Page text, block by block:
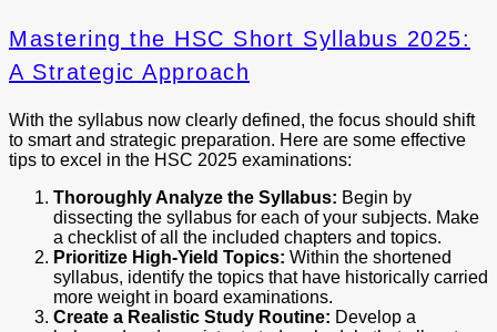
Mastering the HSC Short Syllabus 2025:
A Strategic Approach
With the syllabus now clearly defined, the focus should shift
to smart and strategic preparation. Here are some effective
tips to excel in the HSC 2025 examinations:
Thoroughly Analyze the Syllabus: Begin by
dissecting the syllabus for each of your subjects. Make
a checklist of all the included chapters and topics.
Prioritize High-Yield Topics: Within the shortened
syllabus, identify the topics that have historically carried
more weight in board examinations.
Create a Realistic Study Routine: Develop a